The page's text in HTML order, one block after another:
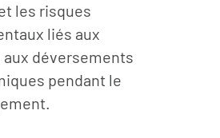
les risques
liés aux
déversements
pendant le